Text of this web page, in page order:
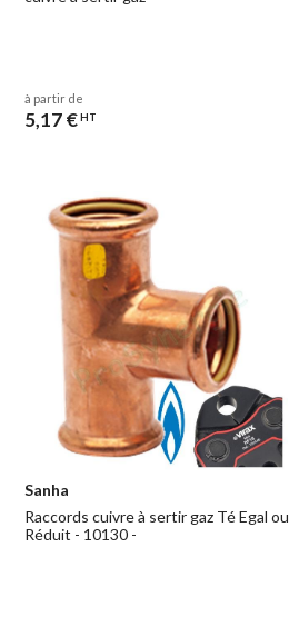
à partir de
5,17 €HT
Sanha
Raccords cuivre à sertir gaz Té Egal ou
Réduit - 10130 -